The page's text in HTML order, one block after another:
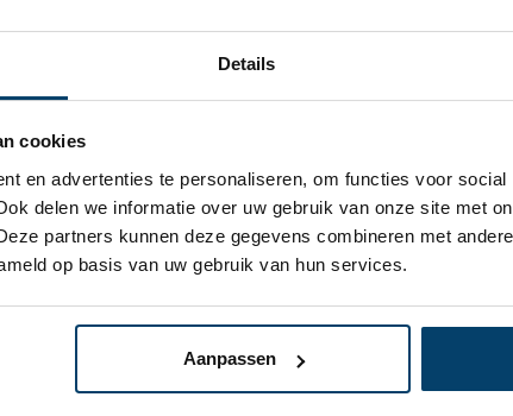
Details
cookies
en advertenties te personaliseren, om functies voor
delen we informatie over uw gebruik van onze site met
partners kunnen deze gegevens combineren met
op basis van uw gebruik van hun services.
Aanpassen
vooral buiten.
maar ook advies op maat. We helpen je graag